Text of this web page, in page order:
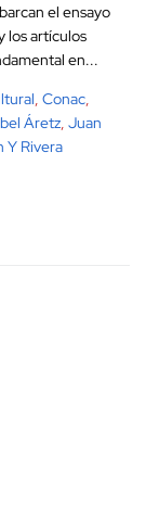
el ensayo
los artículos
en...
, Conac,
Áretz, Juan
Y Rivera